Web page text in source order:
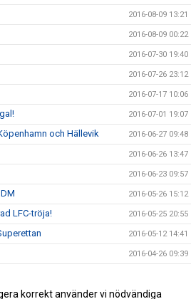
2016-08-09 13:21
2016-08-09 00:22
2016-07-30 19:40
2016-07-26 23:12
2016-07-17 10:06
2016-07-01 19:07
och Hällevik 2016-06-27 09:48
2016-06-26 13:47
2016-06-23 09:57
2016-05-26 15:12
LFC-tröja! 2016-05-25 20:55
2016-05-12 14:41
2016-04-26 09:39
2016-04-01 06:20
korrekt använder vi nödvändiga